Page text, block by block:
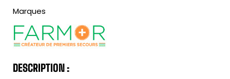
Marques
DESCRIPTION :